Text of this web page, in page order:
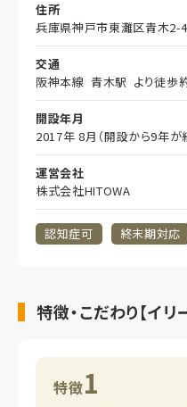
住所
兵庫県神戸市東灘区青木2-
交通
阪神本線 青木駅 より徒歩
開設年月
2017年 8月（開設から9年が
運営会社
株式会社HITOWA
認知症可 終末期対応
特徴・こだわり【イ
特徴1